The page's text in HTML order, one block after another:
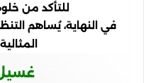
للتأكد من
في النهاية، يُساهم